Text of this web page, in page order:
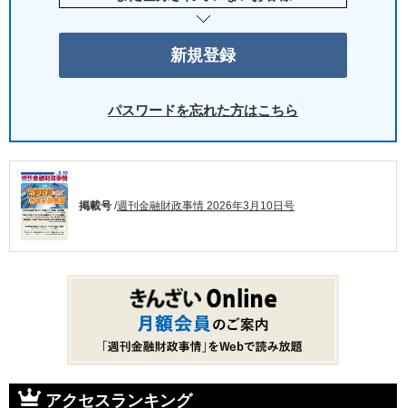
パスワードを忘れた方はこちら
掲載号 /週刊金融財政事情 2026年3月10日号
アクセスランキング